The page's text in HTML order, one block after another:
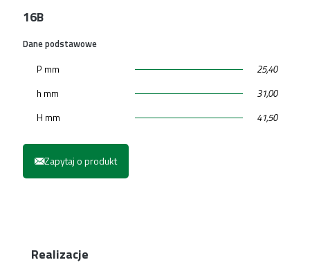
16B
Dane podstawowe
P mm
25,40
h mm
31,00
H mm
41,50
Zapytaj o produkt
Realizacje